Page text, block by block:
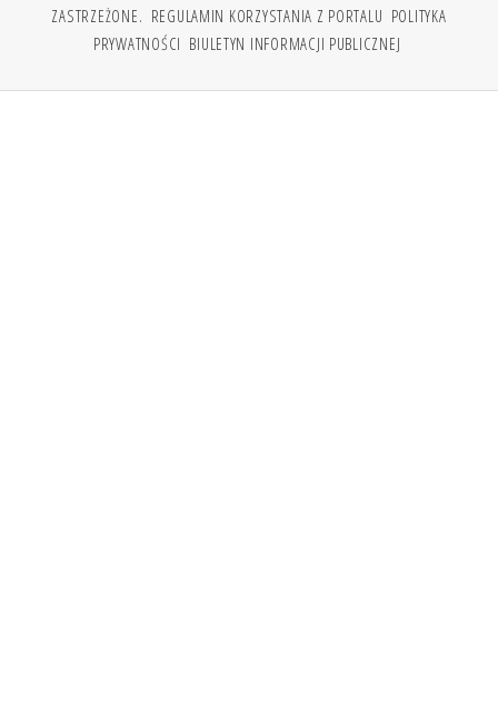
ZASTRZEŻONE. REGULAMIN KORZYSTANIA Z PORTALU POLITYKA
PRYWATNOŚCI BIULETYN INFORMACJI PUBLICZNEJ